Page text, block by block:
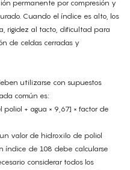
permanente por compresión y
Cuando el índice es alto, los
rigidez al tacto, dificultad para
de celdas cerradas y
utilizarse con supuestos
común es:
+ agua × 9,67] × factor de
valor de hidroxilo de poliol
índice de 108 debe calcularse
considerar todos los